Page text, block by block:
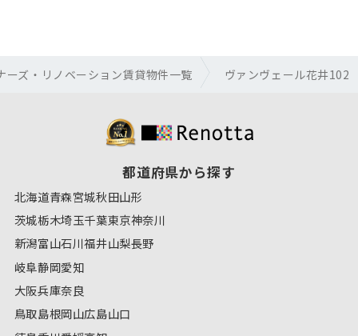
ーズ・リノベーション賃貸物件一覧 ヴァンヴェール花井102
都道府県から探す
北海道青森宮城秋田山形
茨城栃木埼玉千葉東京神奈川
新潟富山石川福井山梨長野
岐阜静岡愛知
大阪兵庫奈良
鳥取島根岡山広島山口